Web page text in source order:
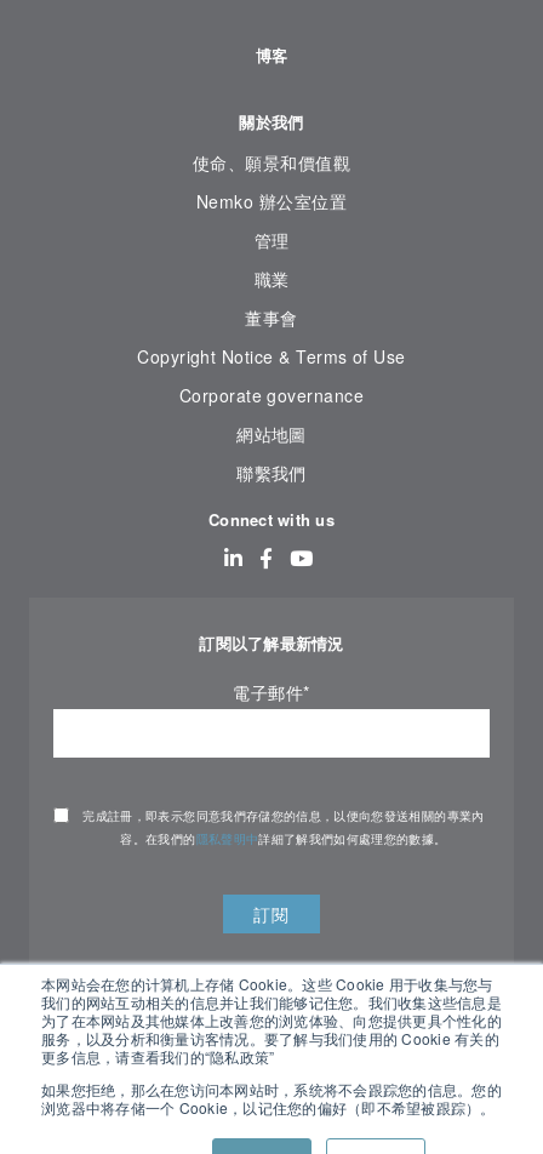
本网站会在您的计算机上存储 Cookie。这些 Cookie 用于收集与您与
我们的网站互动相关的信息并让我们能够记住您。我们收集这些信息是
为了在本网站及其他媒体上改善您的浏览体验、向您提供更具个性化的
服务，以及分析和衡量访客情况。要了解与我们使用的 Cookie 有关的
更多信息，请查看我们的“隐私政策”
如果您拒绝，那么在您访问本网站时，系统将不会跟踪您的信息。您的
浏览器中将存储一个 Cookie，以记住您的偏好（即不希望被跟踪）。
博客
關於我們
使命、願景和價值觀
Nemko 辦公室位置
管理
職業
董事會
Copyright Notice & Terms of Use
Corporate governance
網站地圖
聯繫我們
Connect with us
訂閱以了解最新情況
電子郵件*
完成註冊，即表示您同意我們存儲您的信息，以便向您發送相關的專業內
容。在我們的隱私聲明中詳細了解我們如何處理您的數據。
All rights reserved Nemko ©2026